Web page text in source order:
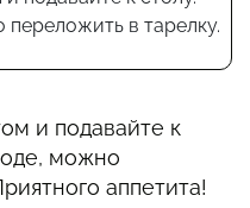
и подавайте к
можно
аппетита!